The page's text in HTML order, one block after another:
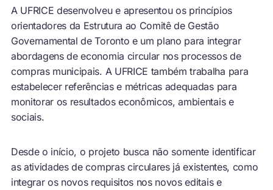
A UFRICE desenvolveu e apresentou os princípios
orientadores da Estrutura ao Comitê de Gestão
Governamental de Toronto e um plano para integrar
abordagens de economia circular nos processos de
compras municipais. A UFRICE também trabalha para
estabelecer referências e métricas adequadas para
monitorar os resultados econômicos, ambientais e
sociais.
Desde o início, o projeto busca não somente identificar
as atividades de compras circulares já existentes, como
integrar os novos requisitos nos novos editais e